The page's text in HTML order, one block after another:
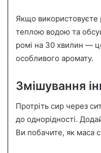
Якщо використовуєте
теплою водою та
ромі на 30 хвилин —
особливого аромату.
Змішування
Протріть сир через
до однорідності.
Ви побачите, як маса